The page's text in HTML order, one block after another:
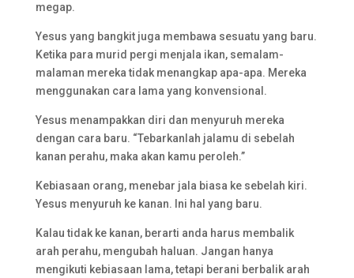
megap.
Yesus yang bangkit juga membawa sesuatu yang baru.
Ketika para murid pergi menjala ikan, semalam-
malaman mereka tidak menangkap apa-apa. Mereka
menggunakan cara lama yang konvensional.
Yesus menampakkan diri dan menyuruh mereka
dengan cara baru. “Tebarkanlah jalamu di sebelah
kanan perahu, maka akan kamu peroleh.”
Kebiasaan orang, menebar jala biasa ke sebelah kiri.
Yesus menyuruh ke kanan. Ini hal yang baru.
Kalau tidak ke kanan, berarti anda harus membalik
arah perahu, mengubah haluan. Jangan hanya
mengikuti kebiasaan lama, tetapi berani berbalik arah